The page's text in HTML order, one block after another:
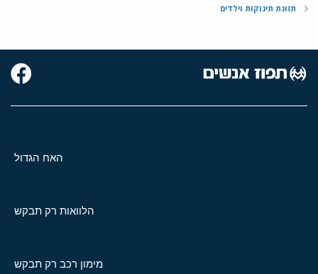
תזונת תינוקות וילדים
האח הגדול
הלוואות רק תבקש
מימון רכב רק תבקש